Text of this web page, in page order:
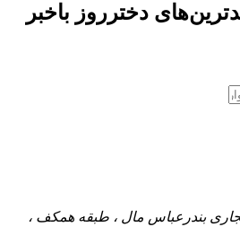
دخترروز باخبر
بندرعباس مال ، طبقه همکف ،